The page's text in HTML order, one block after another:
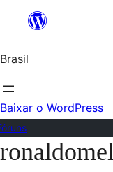
o
conteúdo
Brasil
Baixar o WordPress
Pular